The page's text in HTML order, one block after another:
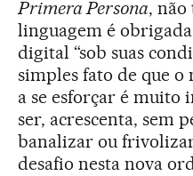
Primera Persona, não
linguagem é
digital “sob suas
simples fato de que
a se esforçar é muito
ser, acrescenta, sem
banalizar ou
desafio nesta nova